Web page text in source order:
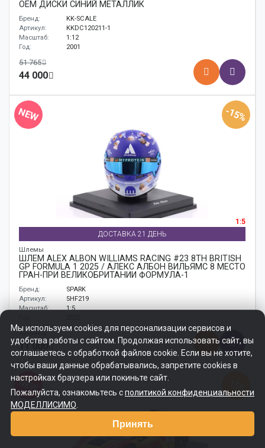
ОЕМ ДИСКИ СИНИЙ МЕТАЛЛИК
Бренд:
KK-SCALE
Артикул:
KKDC120211-1
Масштаб:
1:12
Год:
2001
51 765
44 000
NEW -15%
1:5
ДОСТАВКА 21 ДЕНЬ
Шлемы
ШЛЕМ ALEX ALBON WILLIAMS RACING #23 8TH BRITISH
GP FORMULA 1 2025 / АЛЕКС АЛБОН ВИЛЬЯМС 8 МЕСТО
ГРАН-ПРИ ВЕЛИКОБРИТАНИИ ФОРМУЛА-1
Бренд:
SPARK
Артикул:
5HF219
Масштаб:
1:5
12 941
11 000
NEW
Мы используем cookies для персонализации сервисов и
удобства работы с сайтом. Продолжая использовать сайт, вы
соглашаетесь с обработкой файлов cookie. Если вы не хотите,
чтобы ваши данные обрабатывались, запретите cookies в
настройках браузера или покиньте сайт.
Пожалуйста, ознакомьтесь сполитикой конфиденциальности
МОДЕЛЛИСИМО
Принять